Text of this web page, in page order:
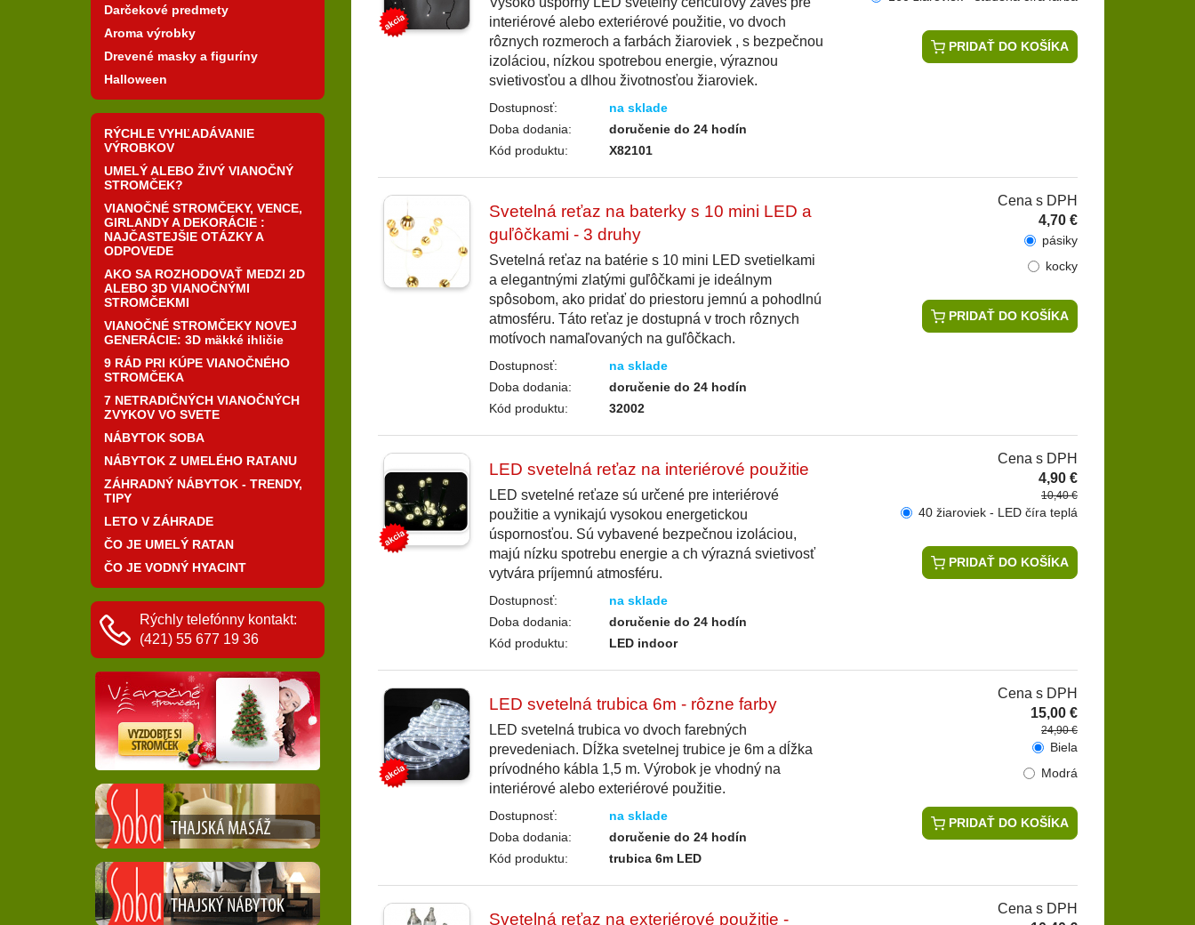
PRIDAŤ DO KOŠÍKA
interiérové alebo exteriérové použitie, vo dvoch
rôznych rozmeroch a farbách žiaroviek , s bezpečnou
izoláciou, nízkou spotrebou energie, výraznou
svietivosťou a dlhou životnosťou žiaroviek.
Dostupnosť:
na sklade
Doba dodania:
doručenie do 24 hodín
Kód produktu:
X82101
Cena s DPH
4,70 €
pásiky
kocky
PRIDAŤ DO KOŠÍKA
Svetelná reťaz na baterky s 10 mini LED a
guľôčkami - 3 druhy
Svetelná reťaz na batérie s 10 mini LED svetielkami
a elegantnými zlatými guľôčkami je ideálnym
spôsobom, ako pridať do priestoru jemnú a pohodlnú
atmosféru. Táto reťaz je dostupná v troch rôznych
motívoch namaľovaných na guľôčkach.
Dostupnosť:
na sklade
Doba dodania:
doručenie do 24 hodín
Kód produktu:
32002
Cena s DPH
4,90 €
10,40 €
40 žiaroviek - LED číra teplá
PRIDAŤ DO KOŠÍKA
LED svetelná reťaz na interiérové použitie
LED svetelné reťaze sú určené pre interiérové
použitie a vynikajú vysokou energetickou
úspornosťou. Sú vybavené bezpečnou izoláciou,
majú nízku spotrebu energie a ch výrazná svietivosť
vytvára príjemnú atmosféru.
Dostupnosť:
na sklade
Doba dodania:
doručenie do 24 hodín
Kód produktu:
LED indoor
Cena s DPH
15,00 €
24,90 €
Biela
Modrá
PRIDAŤ DO KOŠÍKA
LED svetelná trubica 6m - rôzne farby
LED svetelná trubica vo dvoch farebných
prevedeniach. Dĺžka svetelnej trubice je 6m a dĺžka
prívodného kábla 1,5 m. Výrobok je vhodný na
interiérové alebo exteriérové použitie.
Dostupnosť:
na sklade
Doba dodania:
doručenie do 24 hodín
Kód produktu:
trubica 6m LED
Cena s DPH
Svetelná reťaz na exteriérové použitie -
Darčekové predmety
Aroma výrobky
Drevené masky a figuríny
Halloween
RÝCHLE VYHĽADÁVANIE
VÝROBKOV
UMELÝ ALEBO ŽIVÝ VIANOČNÝ
STROMČEK?
VIANOČNÉ STROMČEKY, VENCE,
GIRLANDY A DEKORÁCIE :
NAJČASTEJŠIE OTÁZKY A
ODPOVEDE
AKO SA ROZHODOVAŤ MEDZI 2D
ALEBO 3D VIANOČNÝMI
STROMČEKMI
VIANOČNÉ STROMČEKY NOVEJ
GENERÁCIE: 3D mäkké ihličie
9 RÁD PRI KÚPE VIANOČNÉHO
STROMČEKA
7 NETRADIČNÝCH VIANOČNÝCH
ZVYKOV VO SVETE
NÁBYTOK SOBA
NÁBYTOK Z UMELÉHO RATANU
ZÁHRADNÝ NÁBYTOK - TRENDY,
TIPY
LETO V ZÁHRADE
ČO JE UMELÝ RATAN
ČO JE VODNÝ HYACINT
Rýchly telefónny kontakt:
(421) 55 677 19 36